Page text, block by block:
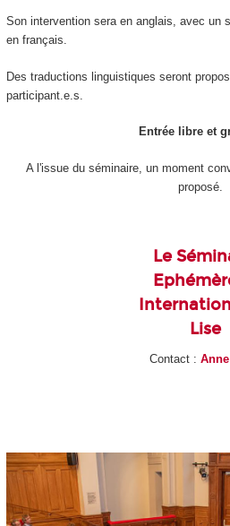
Son intervention sera en anglais, avec un
en français.
Des traductions linguistiques seront
participant.e.s.
Entrée libre et
A l'issue du séminaire, un moment
proposé.
Le
Lise
Contact :